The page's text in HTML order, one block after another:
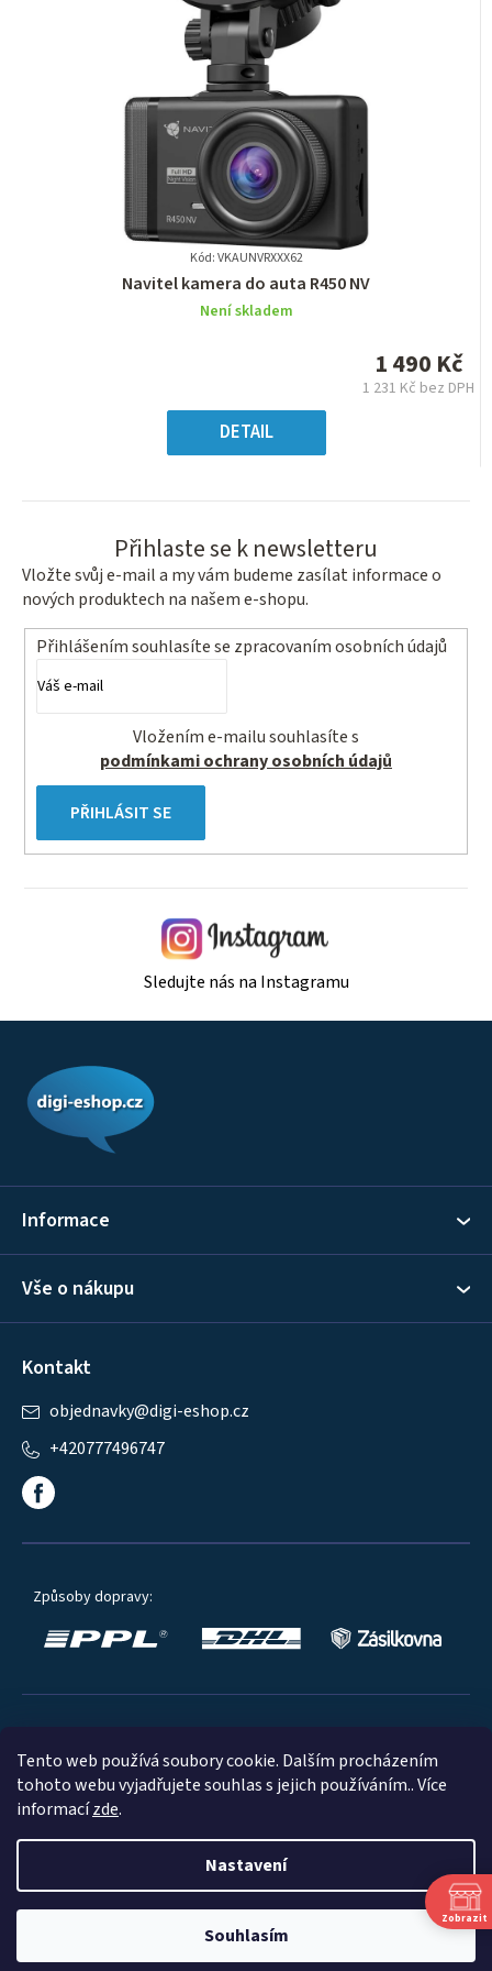
Tento web používá soubory cookie. Dalším procházením
tohoto webu vyjadřujete souhlas s jejich používáním.. Více
informacízde.
Nastavení
Souhlasím
Kód: VKAUNVRXXX62
Průměrné
hodnocení
5
hvězdiček.
Navitel kamera do auta R450 NV
Není skladem
1 490 Kč
1 231 Kč bez DPH
DETAIL
Přihlaste se k newsletteru
Vložte svůj e-mail a my vám budeme zasílat informace o
nových produktech na našem e-shopu.
Přihlášením souhlasíte se zpracovaním osobních údajů
podmínkami ochrany osobních údajů
PŘIHLÁSIT SE
Sledujte nás na Instagramu
Informace
Vše o nákupu
Kontakt
objednavky@digi-eshop.cz
+420777496747
Způsoby dopravy:
Oblíbené způsoby platby:
Shoptet
© 2023
Zobrazit